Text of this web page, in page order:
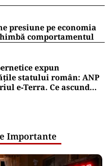
Ierusalimului: o luptă
hectare aprinde lumea
dintr-o rachetă SpaceX
NASA va studia